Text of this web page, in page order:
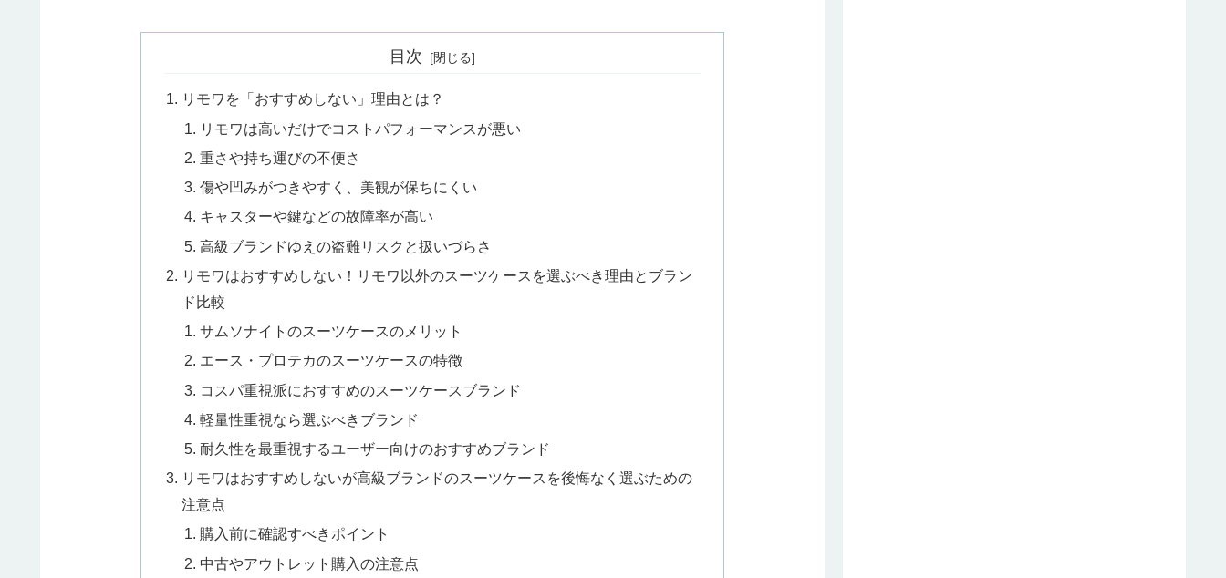
目次
リモワを「おすすめしない」理由とは？
リモワは高いだけでコストパフォーマンスが悪い
重さや持ち運びの不便さ
傷や凹みがつきやすく、美観が保ちにくい
キャスターや鍵などの故障率が高い
高級ブランドゆえの盗難リスクと扱いづらさ
リモワはおすすめしない！リモワ以外のスーツケースを選ぶべき理由とブラン
ド比較
サムソナイトのスーツケースのメリット
エース・プロテカのスーツケースの特徴
コスパ重視派におすすめのスーツケースブランド
軽量性重視なら選ぶべきブランド
耐久性を最重視するユーザー向けのおすすめブランド
リモワはおすすめしないが高級ブランドのスーツケースを後悔なく選ぶための
注意点
購入前に確認すべきポイント
中古やアウトレット購入の注意点